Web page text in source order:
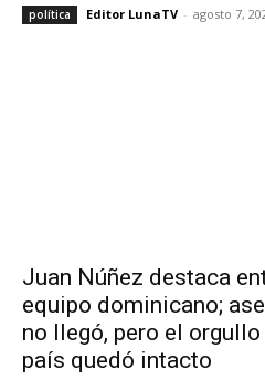
política Editor LunaTV - agosto 7,
Juan Núñez destaca
equipo dominicano;
no llegó, pero el
país quedó intacto